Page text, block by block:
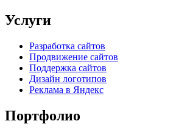
Услуги
Разработка сайтов
Продвижение сайтов
Поддержка сайтов
Дизайн логотипов
Реклама в Яндекс
Портфолио